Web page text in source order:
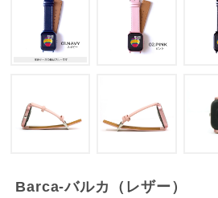
rasikuについて
お問い合わせ
Barca-バルカ（レザー）